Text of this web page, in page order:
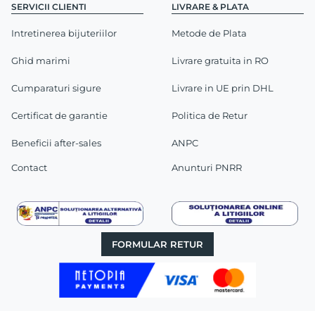
SERVICII CLIENTI
Intretinerea bijuteriilor
Ghid marimi
Cumparaturi sigure
Certificat de garantie
Beneficii after-sales
Contact
LIVRARE & PLATA
Metode de Plata
Livrare gratuita in RO
Livrare in UE prin DHL
Politica de Retur
ANPC
Anunturi PNRR
FORMULAR RETUR